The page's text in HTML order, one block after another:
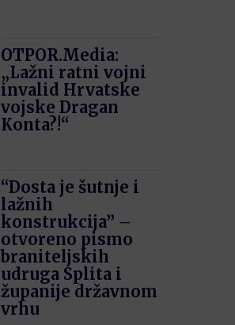
OTPOR.Media:
„Lažni ratni vojni
invalid Hrvatske
vojske Dragan
Konta?!“
“Dosta je šutnje i
lažnih
konstrukcija” –
otvoreno pismo
braniteljskih
udruga Splita i
županije državnom
vrhu